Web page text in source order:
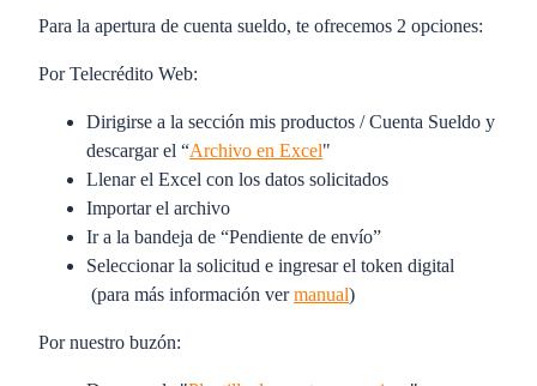
Para la apertura de cuenta sueldo, te ofrecemos 2 opciones:
Por Telecrédito Web:
Dirigirse a la sección mis productos / Cuenta Sueldo y
descargar el “Archivo en Excel"
Llenar el Excel con los datos solicitados
Importar el archivo
Ir a la bandeja de “Pendiente de envío”
Seleccionar la solicitud e ingresar el token digital
(para más información vermanual)
Por nuestro buzón: